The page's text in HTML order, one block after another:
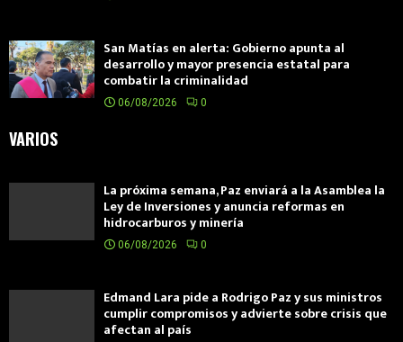
San Matías en alerta: Gobierno apunta al
desarrollo y mayor presencia estatal para
combatir la criminalidad
06/08/2026 0
VARIOS
La próxima semana, Paz enviará a la Asamblea la
Ley de Inversiones y anuncia reformas en
hidrocarburos y minería
06/08/2026 0
Edmand Lara pide a Rodrigo Paz y sus ministros
cumplir compromisos y advierte sobre crisis que
afectan al país